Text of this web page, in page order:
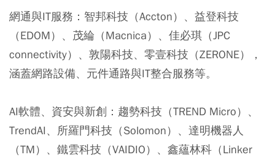
網通與IT服務： 智邦科技（Accton）、益登科技
（EDOM）、茂綸（Macnica）、佳必琪（JPC
connectivity）、敦陽科技、零壹科技（ZERONE），
涵蓋網路設備、元件通路與IT整合服務等。
AI軟體、資安與新創： 趨勢科技（TREND Micro）、
TrendAI、所羅門科技（Solomon）、達明機器人
（TM）、鐵雲科技（VAIDIO）、鑫蘊林科（Linker